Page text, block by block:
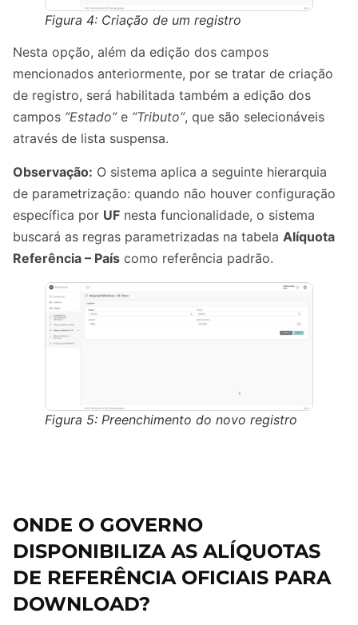
Figura 4: Criação de um registro
Nesta opção, além da edição dos campos
mencionados anteriormente, por se tratar de criação
de registro, será habilitada também a edição dos
campos “Estado”e “Tributo”, que são selecionáveis
através de lista suspensa.
Observação: O sistema aplica a seguinte hierarquia
de parametrização: quando não houver configuração
específica por UF nesta funcionalidade, o sistema
buscará as regras parametrizadas na tabela Alíquota
Referência – País como referência padrão.
Figura 5: Preenchimento do novo registro
ONDE O GOVERNO
DISPONIBILIZA AS ALÍQUOTAS
DE REFERÊNCIA OFICIAIS PARA
DOWNLOAD?